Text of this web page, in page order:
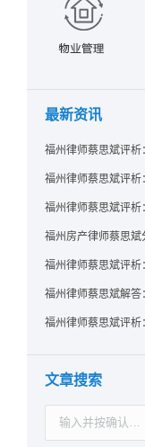
最新资讯
文章搜索